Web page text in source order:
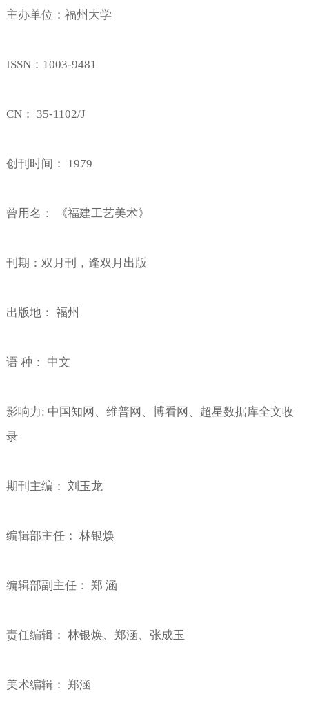
主办单位：福州大学
ISSN： 1003-9481
CN： 35-1102/J
创刊时间： 1979
曾用名： 《福建工艺美术》
刊期：双月刊，逢双月出版
出版地： 福州
语 种： 中文
影响力: 中国知网、维普网、博看网、超星数据库全文收
录
期刊主编： 刘玉龙
编辑部主任： 林银焕
编辑部副主任： 郑 涵
责任编辑： 林银焕、郑涵、张成玉
美术编辑： 郑涵